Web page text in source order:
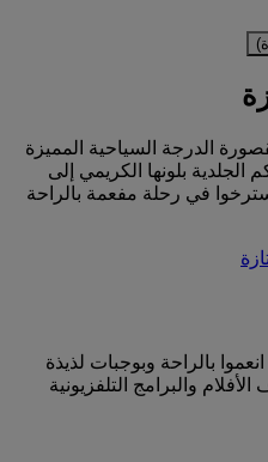
الدرجة السياحية المميزة
الجلدية بلونها الكريمي إلى
في رحلة مفعمة بالراحة
بالراحة وبوجبات لذيذة
والبرامج التلفزيونية